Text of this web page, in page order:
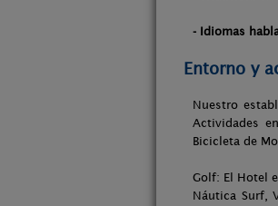
- Idiomas
Entorno y
Nuestro
Actividades
Bicicleta de
Golf: El Hotel
Náutica Surf,